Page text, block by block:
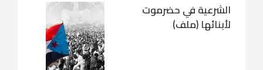
الشرعية في حضرموت
لأبنائها (ملف)